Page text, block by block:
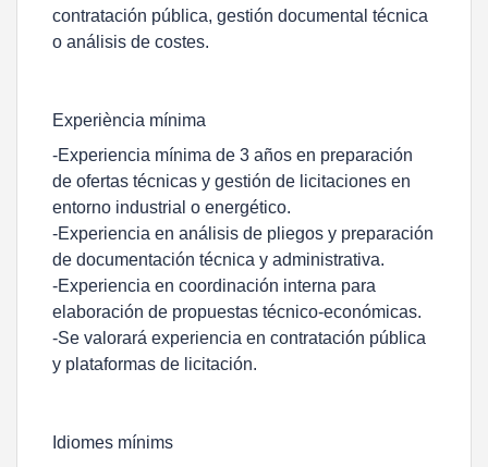
contratación pública, gestión documental técnica
o análisis de costes.
Experiència mínima
-Experiencia mínima de 3 años en preparación
de ofertas técnicas y gestión de licitaciones en
entorno industrial o energético.
-Experiencia en análisis de pliegos y preparación
de documentación técnica y administrativa.
-Experiencia en coordinación interna para
elaboración de propuestas técnico-económicas.
-Se valorará experiencia en contratación pública
y plataformas de licitación.
Idiomes mínims